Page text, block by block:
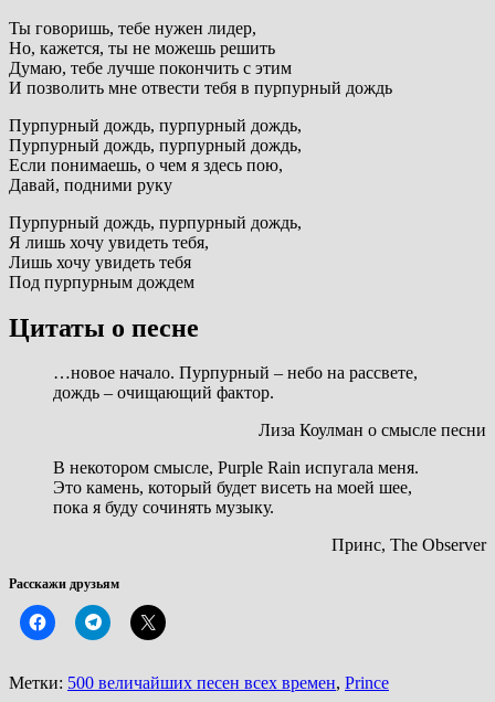
Ты говоришь, тебе нужен лидер,
Но, кажется, ты не можешь решить
Думаю, тебе лучше покончить с этим
И позволить мне отвести тебя в пурпурный дождь
Пурпурный дождь, пурпурный дождь,
Пурпурный дождь, пурпурный дождь,
Если понимаешь, о чем я здесь пою,
Давай, подними руку
Пурпурный дождь, пурпурный дождь,
Я лишь хочу увидеть тебя,
Лишь хочу увидеть тебя
Под пурпурным дождем
Цитаты о песне
…новое начало. Пурпурный – небо на рассвете,
дождь – очищающий фактор.
Лиза Коулман о смысле песни
В некотором смысле, Purple Rain испугала меня.
Это камень, который будет висеть на моей шее,
пока я буду сочинять музыку.
Принс, The Observer
Расскажи друзьям
Метки: 500 величайших песен всех времен, Prince